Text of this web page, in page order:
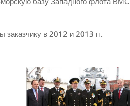
в 2012 и 2013 гг.